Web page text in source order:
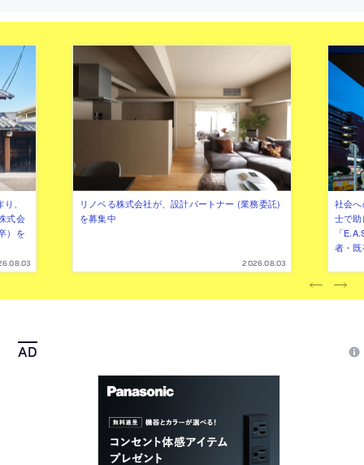
、
式会
）を
リノベる株式会社が、設計パートナー (業務委託)
を募集中
2026.08.03
社会
士で
「
者・